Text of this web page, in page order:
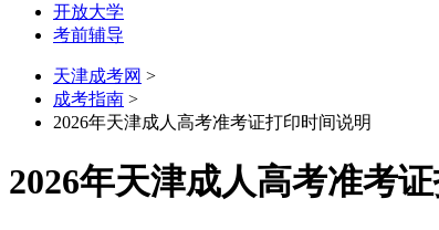
开放大学
考前辅导
天津成考网 >
成考指南 >
2026年天津成人高考准考证打印时间说明
2026年天津成人高考准考